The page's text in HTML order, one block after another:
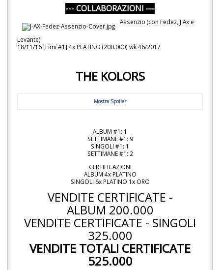
--- COLLABORAZIONI ---
Assenzio (con Fedez, J Ax e
Levante)
18/11/16 [Fimi #1] 4x PLATINO (200.000) wk 46/2017
THE KOLORS
Mostra Spoiler
ALBUM #1: 1
SETTIMANE #1: 9
SINGOLI #1: 1
SETTIMANE #1: 2
CERTIFICAZIONI
ALBUM 4x PLATINO
SINGOLI 6x PLATINO 1x ORO
VENDITE CERTIFICATE -
ALBUM 200.000
VENDITE CERTIFICATE - SINGOLI
325.000
VENDITE TOTALI CERTIFICATE
525.000